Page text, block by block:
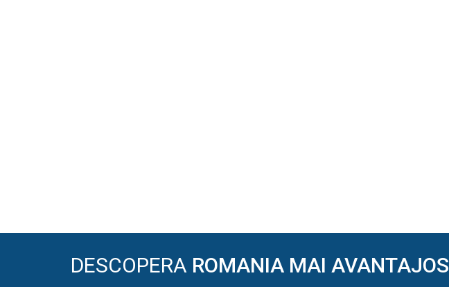
DESCOPERA ROMANIA MAI AVANTAJOS